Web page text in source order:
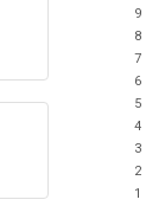
9
8
7
6
5
4
3
2
1